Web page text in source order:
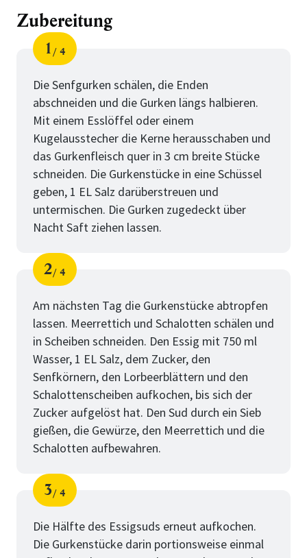
Zubereitung
Schritt
1
von
4
Die Senfgurken schälen, die Enden
abschneiden und die Gurken längs halbieren.
Mit einem Esslöffel oder einem
Kugelausstecher die Kerne herausschaben und
das Gurkenfleisch quer in 3 cm breite Stücke
schneiden. Die Gurkenstücke in eine Schüssel
geben, 1 EL Salz darüberstreuen und
untermischen. Die Gurken zugedeckt über
Nacht Saft ziehen lassen.
Schritt
2
von
4
Am nächsten Tag die Gurkenstücke abtropfen
lassen. Meerrettich und Schalotten schälen und
in Scheiben schneiden. Den Essig mit 750 ml
Wasser, 1 EL Salz, dem Zucker, den
Senfkörnern, den Lorbeerblättern und den
Schalottenscheiben aufkochen, bis sich der
Zucker aufgelöst hat. Den Sud durch ein Sieb
gießen, die Gewürze, den Meerrettich und die
Schalotten aufbewahren.
Schritt
3
von
4
Die Hälfte des Essigsuds erneut aufkochen.
Die Gurkenstücke darin portionsweise einmal